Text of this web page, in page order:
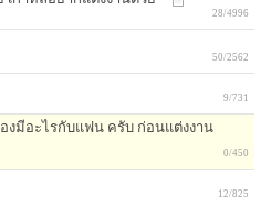
28/4996
50/2562
9/731
งมีอะไรกับแฟน ครับ ก่อนแต่งงาน
0/450
12/825